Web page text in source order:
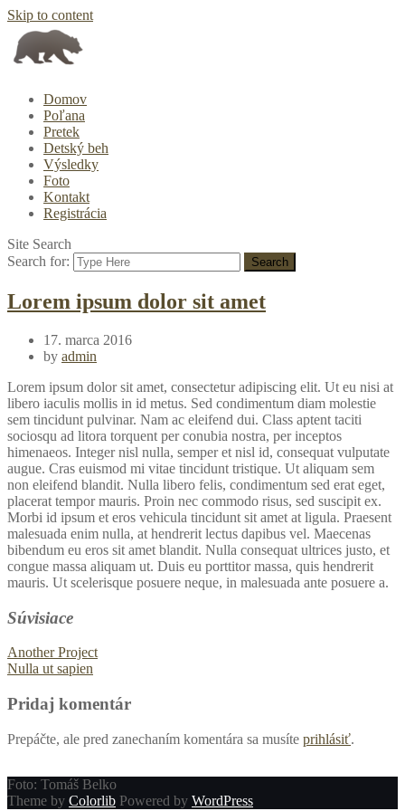
Skip to content
Domov
Poľana
Pretek
Detský beh
Výsledky
Foto
Kontakt
Registrácia
Site Search
Search for:
Lorem ipsum dolor sit amet
17. marca 2016
by admin
Lorem ipsum dolor sit amet, consectetur adipiscing elit. Ut eu nisi at
libero iaculis mollis in id metus. Sed condimentum diam molestie
sem tincidunt pulvinar. Nam ac eleifend dui. Class aptent taciti
sociosqu ad litora torquent per conubia nostra, per inceptos
himenaeos. Integer nisl nulla, semper et nisl id, consequat vulputate
augue. Cras euismod mi vitae tincidunt tristique. Ut aliquam sem
non eleifend blandit. Nulla libero felis, condimentum sed erat eget,
placerat tempor mauris. Proin nec commodo risus, sed suscipit ex.
Morbi id ipsum et eros vehicula tincidunt sit amet at ligula. Praesent
malesuada enim nulla, at hendrerit lectus dapibus vel. Maecenas
bibendum eu eros sit amet blandit. Nulla consequat ultrices justo, et
congue massa aliquam ut. Duis eu porttitor massa, quis hendrerit
mauris. Ut scelerisque posuere neque, in malesuada ante posuere a.
Súvisiace
Another Project
Nulla ut sapien
Pridaj komentár
Prepáčte, ale pred zanechaním komentára sa musíte prihlásiť.
Foto: Tomáš Belko
Theme by Colorlib Powered by WordPress